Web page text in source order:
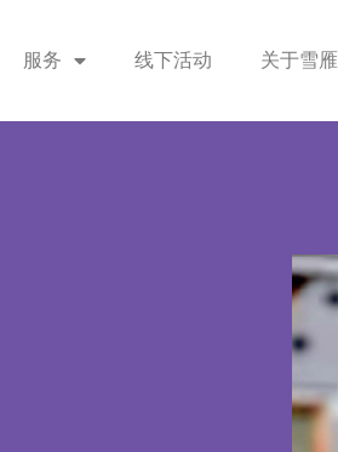
服务 线下活动 关于雪雁